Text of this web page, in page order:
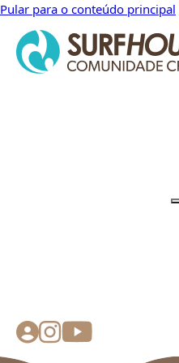
Pular para o conteúdo principal